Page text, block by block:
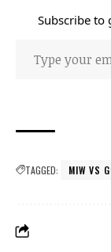
Subscribe to
TAGGED: MIW VS